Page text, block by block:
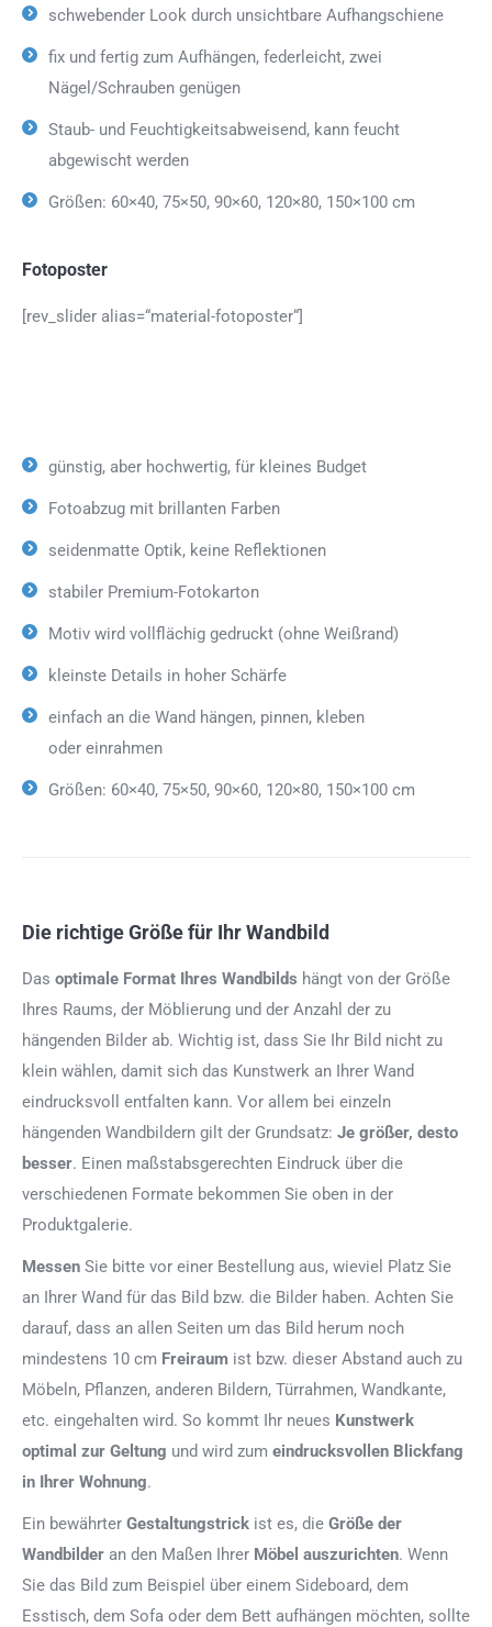
schwebender Look durch unsichtbare Aufhangschiene
fix und fertig zum Aufhängen, federleicht, zwei
Nägel/Schrauben genügen
Staub- und Feuchtigkeitsabweisend, kann feucht
abgewischt werden
Größen: 60×40, 75×50, 90×60, 120×80, 150×100 cm
Fotoposter
[rev_slider alias=“material-fotoposter“]
günstig, aber hochwertig, für kleines Budget
Fotoabzug mit brillanten Farben
seidenmatte Optik, keine Reflektionen
stabiler Premium-Fotokarton
Motiv wird vollflächig gedruckt (ohne Weißrand)
kleinste Details in hoher Schärfe
einfach an die Wand hängen, pinnen, kleben
oder einrahmen
Größen: 60×40, 75×50, 90×60, 120×80, 150×100 cm
Die richtige Größe für Ihr Wandbild
Das optimale Format Ihres Wandbilds hängt von der Größe
Ihres Raums, der Möblierung und der Anzahl der zu
hängenden Bilder ab. Wichtig ist, dass Sie Ihr Bild nicht zu
klein wählen, damit sich das Kunstwerk an Ihrer Wand
eindrucksvoll entfalten kann. Vor allem bei einzeln
hängenden Wandbildern gilt der Grundsatz: Je größer, desto
besser. Einen maßstabsgerechten Eindruck über die
verschiedenen Formate bekommen Sie oben in der
Produktgalerie.
Messen Sie bitte vor einer Bestellung aus, wieviel Platz Sie
an Ihrer Wand für das Bild bzw. die Bilder haben. Achten Sie
darauf, dass an allen Seiten um das Bild herum noch
mindestens 10 cm Freiraum ist bzw. dieser Abstand auch zu
Möbeln, Pflanzen, anderen Bildern, Türrahmen, Wandkante,
etc. eingehalten wird. So kommt Ihr neues Kunstwerk
optimal zur Geltung und wird zum eindrucksvollen Blickfang
in Ihrer Wohnung.
Ein bewährter Gestaltungstrick ist es, die Größe der
Wandbilder an den Maßen Ihrer Möbel auszurichten. Wenn
Sie das Bild zum Beispiel über einem Sideboard, dem
Esstisch, dem Sofa oder dem Bett aufhängen möchten, sollte